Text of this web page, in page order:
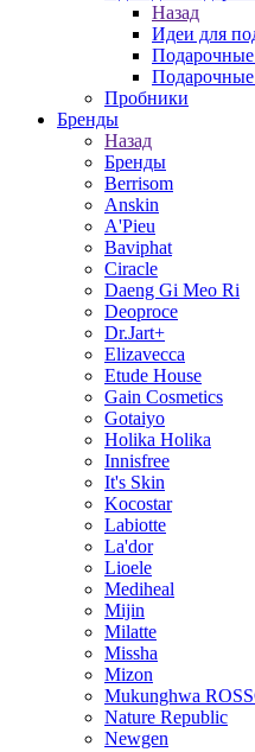
Назад
Идеи для
Пробники
Бренды
Назад
Бренды
Berrisom
Anskin
A'Pieu
Baviphat
Ciracle
Daeng Gi Meo Ri
Deoproce
Dr.Jart+
Elizavecca
Etude House
Gain Cosmetics
Gotaiyo
Holika Holika
Innisfree
It's Skin
Kocostar
Labiotte
La'dor
Lioele
Mediheal
Mijin
Milatte
Missha
Mizon
Mukunghwa
Nature Republic
Newgen